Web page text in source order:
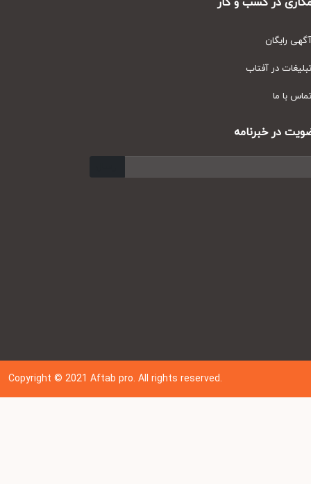
رایگان
در آفتاب
با ما
در خبرنامه
Copyright © 202 1Aftab pro. All rights reserved.